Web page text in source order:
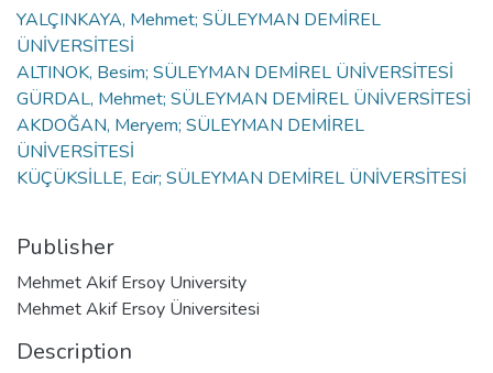
YALÇINKAYA, Mehmet; SÜLEYMAN DEMİREL
ÜNİVERSİTESİ
ALTINOK, Besim; SÜLEYMAN DEMİREL ÜNİVERSİTESİ
GÜRDAL, Mehmet; SÜLEYMAN DEMİREL ÜNİVERSİTESİ
AKDOĞAN, Meryem; SÜLEYMAN DEMİREL
ÜNİVERSİTESİ
KÜÇÜKSİLLE, Ecir; SÜLEYMAN DEMİREL ÜNİVERSİTESİ
Publisher
Mehmet Akif Ersoy University
Mehmet Akif Ersoy Üniversitesi
Description